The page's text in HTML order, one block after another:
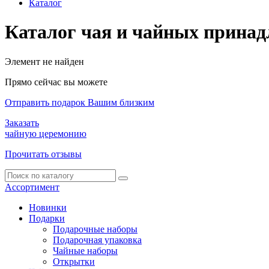
Каталог
Каталог чая и чайных
Элемент не найден
Прямо сейчас вы можете
Отправить подарок Вашим близким
Заказать
чайную церемонию
Прочитать отзывы
Ассортимент
Новинки
Подарки
Подарочные наборы
Подарочная упаковка
Чайные наборы
Открытки